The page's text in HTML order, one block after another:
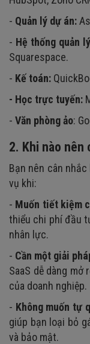
- Quản lý dự án:
- Hệ thống quản
Squarespace.
- Kế toán:
- Học trực tuyến:
- Văn phòng ảo:
2. Khi nào nên
Bạn nên cân
vụ khi:
- Muốn tiết kiệm
thiểu chi phí đầu
nhân lực.
- Cần một giải
SaaS dễ dàng
của doanh nghiệp.
- Không muốn tự
giúp bạn loại bỏ
và bảo mật.